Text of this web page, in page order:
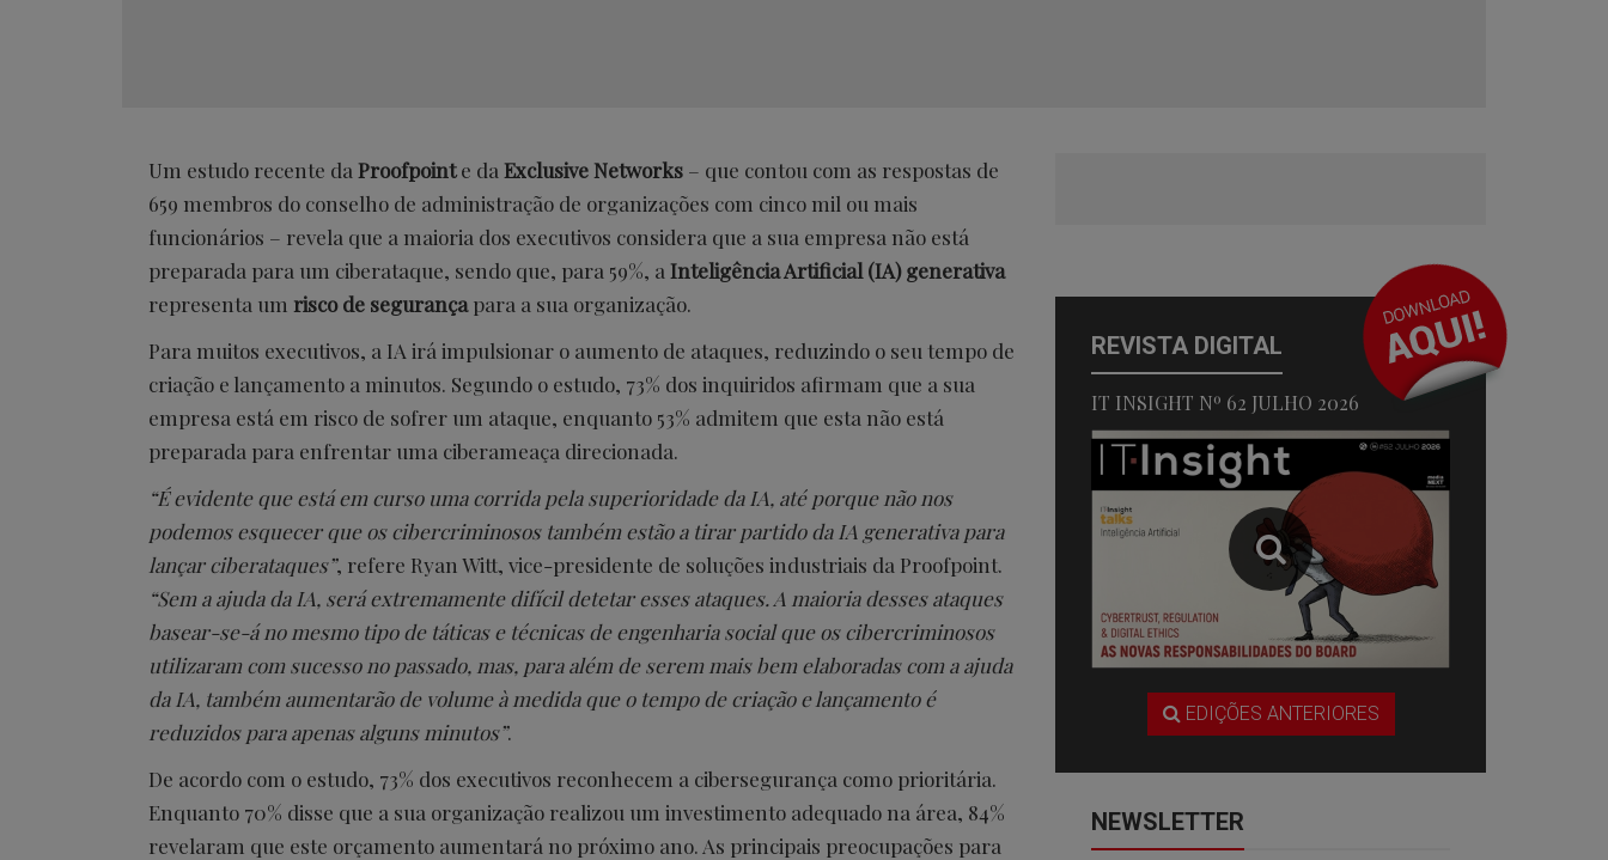
Um estudo recente da Proofpointe da Exclusive Networks – que contou com as respostas de
659 membros do conselho de administração de organizações com cinco mil ou mais
funcionários – revela que a maioria dos executivos considera que a sua empresa não está
preparada para um ciberataque, sendo que, para 59%, a Inteligência Artificial (IA) generativa
representa um risco de segurançapara a sua organização.
Para muitos executivos, a IA irá impulsionar o aumento de ataques, reduzindo o seu tempo de
criação e lançamento a minutos. Segundo o estudo, 73% dos inquiridos afirmam que a sua
empresa está em risco de sofrer um ataque, enquanto 53% admitem que esta não está
preparada para enfrentar uma ciberameaça direcionada.
“É evidente que está em curso uma corrida pela superioridade da IA, até porque não nos
podemos esquecer que os cibercriminosos também estão a tirar partido da IA generativa para
lançar ciberataques”, refere Ryan Witt, vice-presidente de soluções industriais da Proofpoint.
“Sem a ajuda da IA, será extremamente difícil detetar esses ataques. A maioria desses ataques
basear-se-á no mesmo tipo de táticas e técnicas de engenharia social que os cibercriminosos
utilizaram com sucesso no passado, mas, para além de serem mais bem elaboradas com a ajuda
da IA, também aumentarão de volume à medida que o tempo de criação e lançamento é
reduzidos para apenas alguns minutos”.
De acordo com o estudo, 73% dos executivos reconhecem a cibersegurança como prioritária.
Enquanto 70% disse que a sua organização realizou um investimento adequado na área, 84%
revelaram que este orçamento aumentará no próximo ano. As principais preocupações para
REVISTA DIGITAL
IT INSIGHT Nº 62 JULHO 2026
EDIÇÕES ANTERIORES
NEWSLETTER